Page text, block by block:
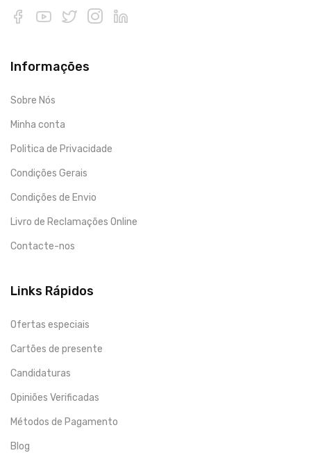
Informações
Sobre Nós
Minha conta
Politica de Privacidade
Condições Gerais
Condições de Envio
Livro de Reclamações Online
Contacte-nos
Links Rápidos
Ofertas especiais
Cartões de presente
Candidaturas
Opiniões Verificadas
Métodos de Pagamento
Blog